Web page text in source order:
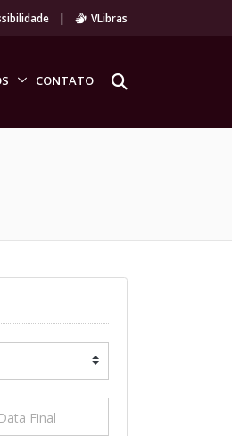
| VLibras
CONTATO